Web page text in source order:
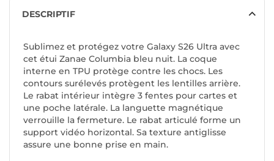
DESCRIPTIF
Sublimez et protégez votre Galaxy S26 Ultra avec
cet étui Zanae Columbia bleu nuit. La coque
interne en TPU protège contre les chocs. Les
contours surélevés protègent les lentilles arrière.
Le rabat intérieur intègre 3 fentes pour cartes et
une poche latérale. La languette magnétique
verrouille la fermeture. Le rabat articulé forme un
support vidéo horizontal. Sa texture antiglisse
assure une bonne prise en main.